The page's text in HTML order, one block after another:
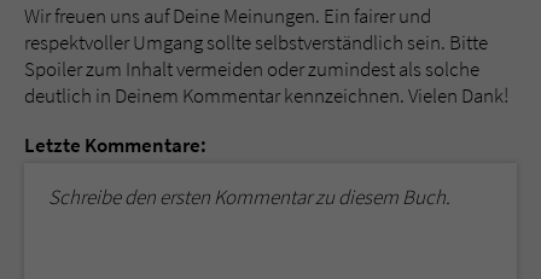
Wir freuen uns auf Deine Meinungen. Ein fairer und
respektvoller Umgang sollte selbstverständlich sein. Bitte
Spoiler zum Inhalt vermeiden oder zumindest als solche
deutlich in Deinem Kommentar kennzeichnen. Vielen Dank!
Letzte Kommentare:
Schreibe den ersten Kommentar zu diesem Buch.